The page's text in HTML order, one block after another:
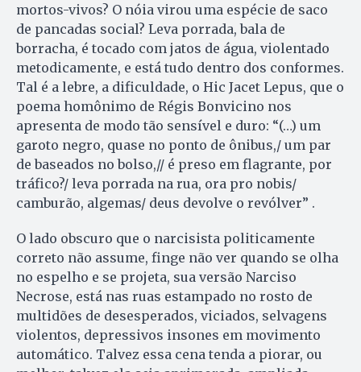
mortos-vivos? O nóia virou uma espécie de saco
de pancadas social? Leva porrada, bala de
borracha, é tocado com jatos de água, violentado
metodicamente, e está tudo dentro dos conformes.
Tal é a lebre, a dificuldade, o Hic Jacet Lepus, que o
poema homônimo de Régis Bonvicino nos
apresenta de modo tão sensível e duro: “(…) um
garoto negro, quase no ponto de ônibus,/ um par
de baseados no bolso,// é preso em flagrante, por
tráfico?/ leva porrada na rua, ora pro nobis/
camburão, algemas/ deus devolve o revólver” .
O lado obscuro que o narcisista politicamente
correto não assume, finge não ver quando se olha
no espelho e se projeta, sua versão Narciso
Necrose, está nas ruas estampado no rosto de
multidões de desesperados, viciados, selvagens
violentos, depressivos insones em movimento
automático. Talvez essa cena tenda a piorar, ou